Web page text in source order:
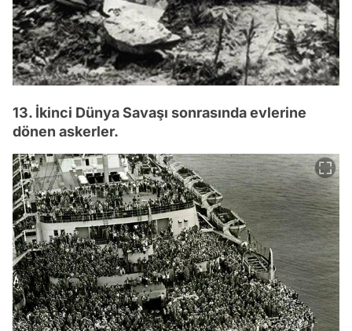
13. İkinci Dünya Savaşı sonrasında evlerine
dönen askerler.